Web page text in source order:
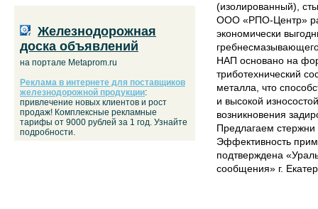
(изолированный),
ООО «РПО-Центр»
экономически
НАП основано на
триботехнический
металла, что
и высокой
возникновения
Предлагаем
Эффективность
подтверждена
сообщения» г.
Железнодорожная
доска объявлений
на портале Metaprom.ru
Реклама в интернете для поставщиков
железнодорожной продукции:
привлечение новых клиентов и рост
продаж! Комплексные рекламные
тарифы от 9000 рублей за 1 год. Узнайте
подробности.